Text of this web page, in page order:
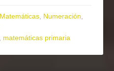
Matemáticas, Numeración,
, matemáticas primaria